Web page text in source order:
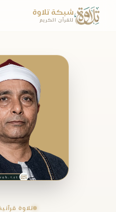
شبكة تلاوة
للقرآن الكريم
تلاوة